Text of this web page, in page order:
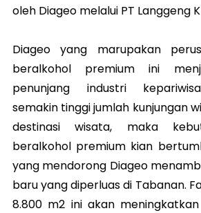
oleh Diageo melalui PT Langgeng
Diageo yang marupakan
beralkohol premium ini
penunjang industri
semakin tinggi jumlah kunjungan
destinasi wisata, maka
beralkohol premium kian
yang mendorong Diageo
baru yang diperluas di Tabanan.
8.800 m2 ini akan